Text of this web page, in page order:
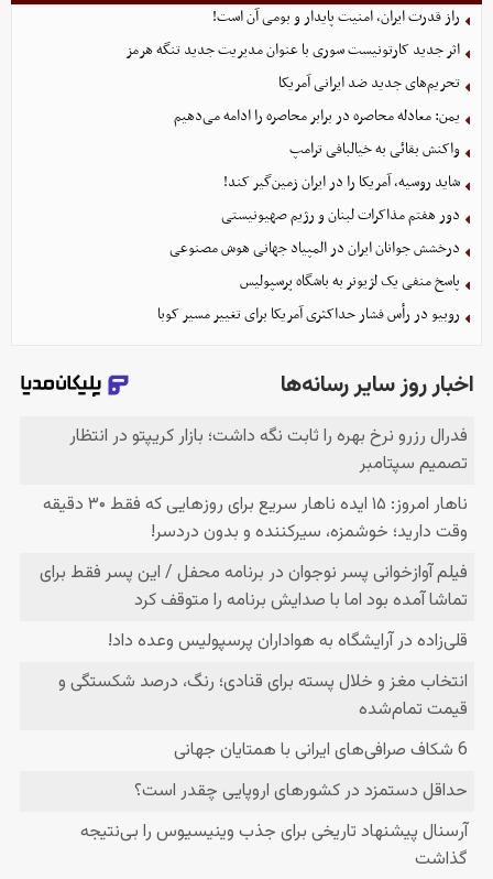
راز قدرت ایران، امنیت پایدار و بومی آن است!
اثر جدید کارتونیست سوری با عنوان مدیریت جدید تنگه هرمز
تحریم‌های جدید ضد ایرانی آمریکا
یمن: معادله محاصره در برابر محاصره را ادامه می‌دهیم
واکنش بقائی به خیالبافی ترامپ
شاید روسیه، آمریکا را در ایران زمین‌گیر کند!
دور هفتم مذاکرات لبنان و رژیم صهیونیستی
درخشش جوانان ایران در المپیاد جهانی هوش مصنوعی
پاسخ منفی یک لژیونر به باشگاه پرسپولیس
روبیو در رأس فشار حداکثری آمریکا برای تغییر مسیر کوبا